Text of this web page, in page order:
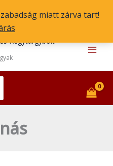
miatt zárva tart!
Kegytárgybolt